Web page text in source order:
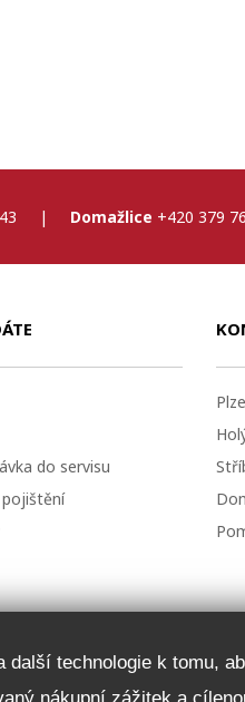
| Domažlice +420 379
do servisu
pojištění
technologie k tomu,